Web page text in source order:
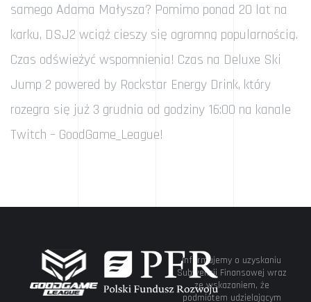
samego Adama Małysza? Pomimo ponad 20 lat na
karku, DSJ2 wciąż cieszy się ogromną popularnością.
Czas odświeżyć wspomnienia! Czas na Deluxe Ski
Jump 2 powered by Rockstar Energy Drink, który
rozegra się już 3 grudnia od godziny 16:00 na kanale
Twitch – GoodGame_League!
Informujemy o uzyskaniu
Subwencji Finansowej wraz
ze wskazaniem, że
podmiotem udzielającym